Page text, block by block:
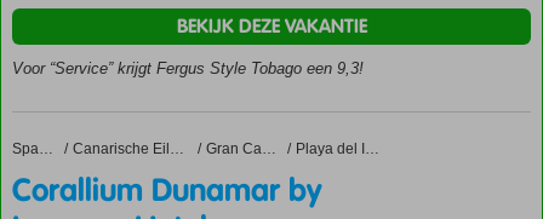
van
Spectaculair
het
dakterras
ook
Voor “Service” krijgt Fergus Style Tobago een 9,3!
BEKIJK DEZE VAKANTIE
HomeSpanje Canarische Eilanden Gran Canaria Playa del Ingles
Corallium Dunamar by Lopesan Hotels
Corallium Dunamar by